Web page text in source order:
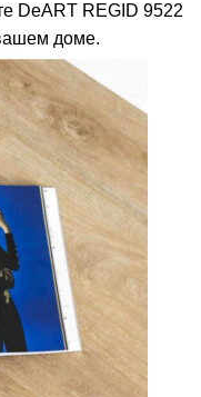
DeART REGID 9522
доме.